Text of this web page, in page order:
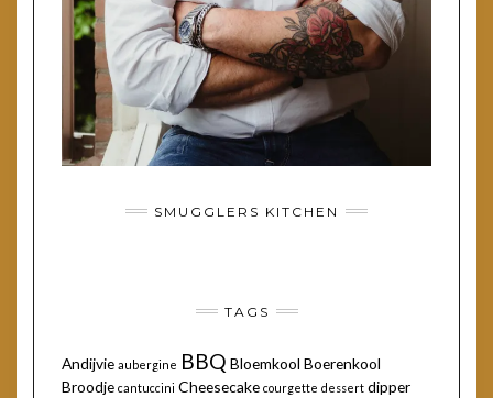
SMUGGLERS KITCHEN
TAGS
Andijvie aubergine BBQ Bloemkool Boerenkool
Broodje cantuccini Cheesecake courgette dessert dipper